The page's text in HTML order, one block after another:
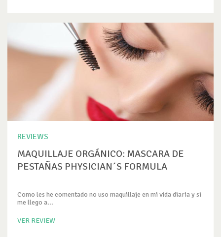
REVIEWS
MAQUILLAJE ORGÁNICO: MASCARA DE
PESTAÑAS PHYSICIAN´S FORMULA
Como les he comentado no uso maquillaje en mi vida diaria y si
me llego a...
VER REVIEW